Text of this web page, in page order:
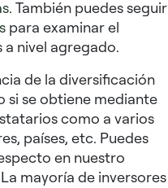
. También puedes seguir
para examinar el
nivel agregado.
de la diversificación
si se obtiene mediante
como a varios
países, etc. Puedes
en nuestro
La mayoría de inversores